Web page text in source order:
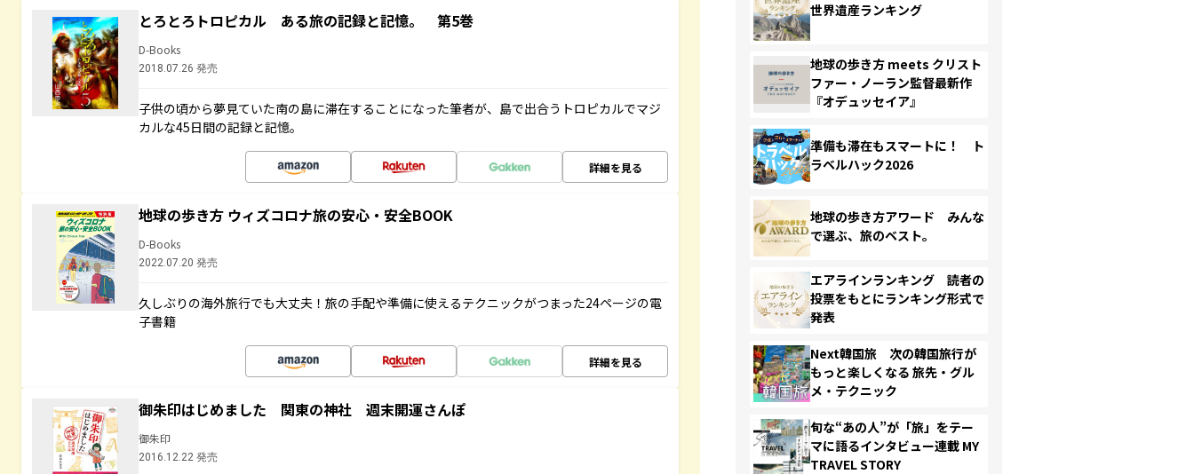
とろとろトロピカル ある旅の記録と記憶。 第5巻
D-Books
2018.07.26 発売
子供の頃から夢見ていた南の島に滞在することになった筆者が、島で出合うトロピカルでマジ
カルな45日間の記録と記憶。
詳細を見る
地球の歩き方 ウィズコロナ旅の安心・安全BOOK
D-Books
2022.07.20 発売
久しぶりの海外旅行でも大丈夫！旅の手配や準備に使えるテクニックがつまった24ページの電
子書籍
詳細を見る
御朱印はじめました 関東の神社 週末開運さんぽ
御朱印
2016.12.22 発売
世界遺産ランキング
地球の歩き方 meets クリスト
ファー・ノーラン監督最新作
『オデュッセイア』
準備も滞在もスマートに！ ト
ラベルハック2026
地球の歩き方アワード みんな
で選ぶ、旅のベスト。
エアラインランキング 読者の
投票をもとにランキング形式で
発表
Next韓国旅 次の韓国旅行が
もっと楽しくなる 旅先・グル
メ・テクニック
旬な“あの人”が「旅」をテー
マに語るインタビュー連載 MY
TRAVEL STORY